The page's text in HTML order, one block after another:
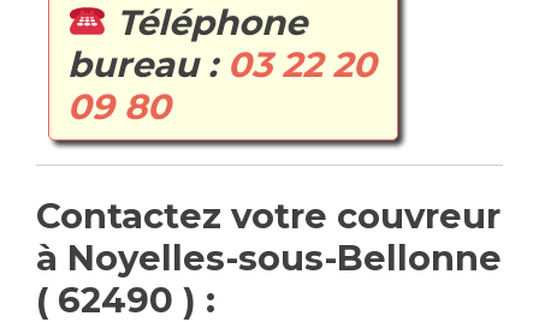
Téléphone
bureau : 03 22 20
09 80
Contactez votre couvreur
à Noyelles-sous-Bellonne
( 62490 ) :